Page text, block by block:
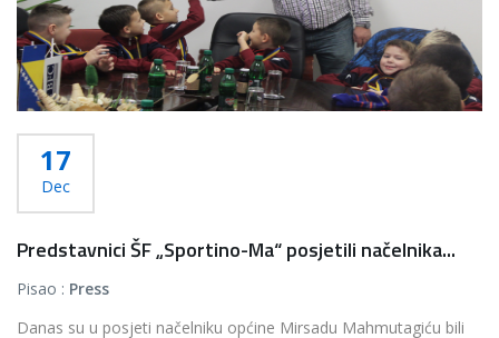
17
Dec
Predstavnici ŠF „Sportino-Ma“ posjetili načelnika...
Pisao : Press
Danas su u posjeti načelniku općine Mirsadu Mahmutagiću bili